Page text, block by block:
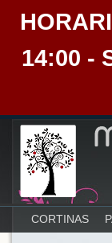
14:00 -
CORTINAS